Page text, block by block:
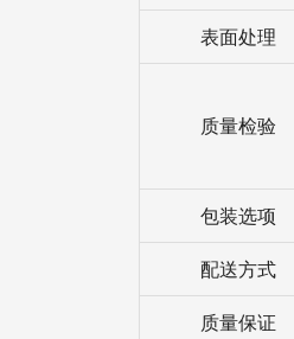
表面处理
质量检验
包装选项
配送方式
质量保证